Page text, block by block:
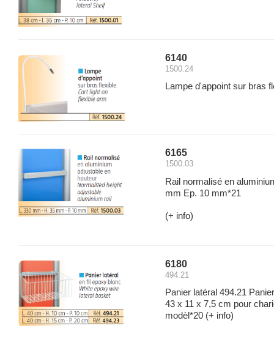
6140
1500.24
Lampe d'appoint sur bras
6165
1500.03
Rail normalisé en
mm Ep. 10 mm*21
(+ info)
6180
494.21
Panier latéral 494.21
43 x 11 x 7,5 cm pour
modèl*20 (+ info)